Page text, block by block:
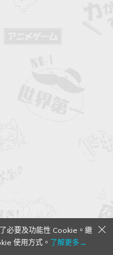
必要及功能性 Cookie。繼
使用方式。 了解更多→